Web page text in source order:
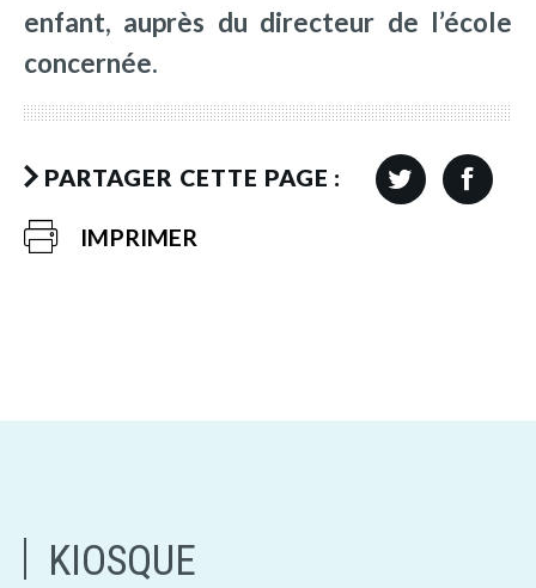
enfant, auprès du directeur de l’école
concernée.
PARTAGER CETTE PAGE :
IMPRIMER
KIOSQUE